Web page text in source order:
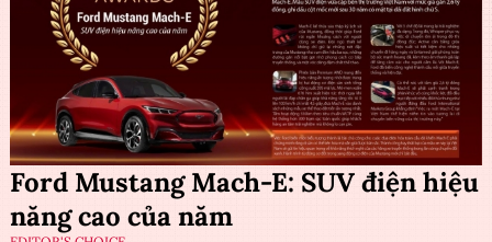
Ford Mustang Mach-E: SUV điện hiệu
năng cao của năm